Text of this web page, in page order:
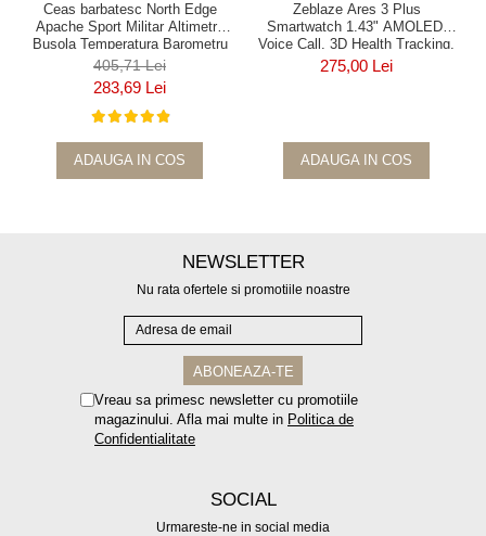
Ceas barbatesc North Edge
Apache Sport Militar Altimetru
Busola Temperatura Barometru
Alarma Negru
405,71 Lei
283,69 Lei
ADAUGA IN COS
Zeblaze Ares 3 Plus
Smartwatch 1.43" AMOLED,
Voice Call, 3D Health Tracking,
280 mAh, BLE 5.2
275,00 Lei
ADAUGA IN COS
NEWSLETTER
Nu rata ofertele si promotiile noastre
Vreau sa primesc newsletter cu promotiile
magazinului. Afla mai multe in Politica de
Confidentialitate
SOCIAL
Urmareste-ne in social media